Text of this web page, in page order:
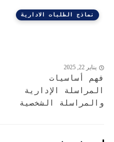
نماذج الطلبات الادارية
يناير 22, 2025
فهم أساسيات
المراسلة الإدارية
والمراسلة الشخصية